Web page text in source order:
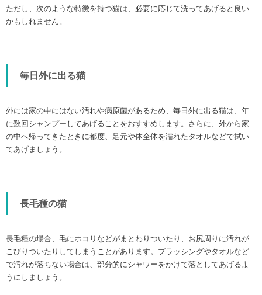
ただし、次のような特徴を持つ猫は、必要に応じて洗ってあげると良い
かもしれません。
毎日外に出る猫
外には家の中にはない汚れや病原菌があるため、毎日外に出る猫は、年
に数回シャンプーしてあげることをおすすめします。さらに、外から家
の中へ帰ってきたときに都度、足元や体全体を濡れたタオルなどで拭い
てあげましょう。
長毛種の猫
長毛種の場合、毛にホコリなどがまとわりついたり、お尻周りに汚れが
こびりついたりしてしまうことがあります。ブラッシングやタオルなど
で汚れが落ちない場合は、部分的にシャワーをかけて落としてあげるよ
うにしましょう。